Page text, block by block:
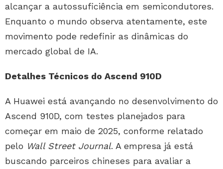
alcançar a autossuficiência em semicondutores.
Enquanto o mundo observa atentamente, este
movimento pode redefinir as dinâmicas do
mercado global de IA.
Detalhes Técnicos do Ascend 910D
A Huawei está avançando no desenvolvimento do
Ascend 910D, com testes planejados para
começar em maio de 2025, conforme relatado
pelo Wall Street Journal. A empresa já está
buscando parceiros chineses para avaliar a